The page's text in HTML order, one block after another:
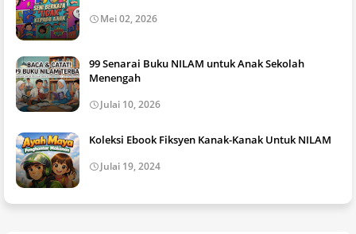
Mei 02, 2026
99 Senarai Buku NILAM untuk Anak Sekolah
Menengah
Julai 10, 2026
Koleksi Ebook Fiksyen Kanak-Kanak Untuk NILAM
Julai 19, 2024